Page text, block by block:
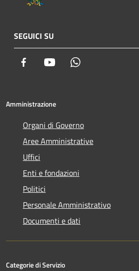
SEGUICI SU
Facebook Youtube
Amministrazione
Organi di Governo
Aree Amministrative
Uffici
Enti e fondazioni
Politici
Personale Amministrativo
Documenti e dati
Categorie di Servizio